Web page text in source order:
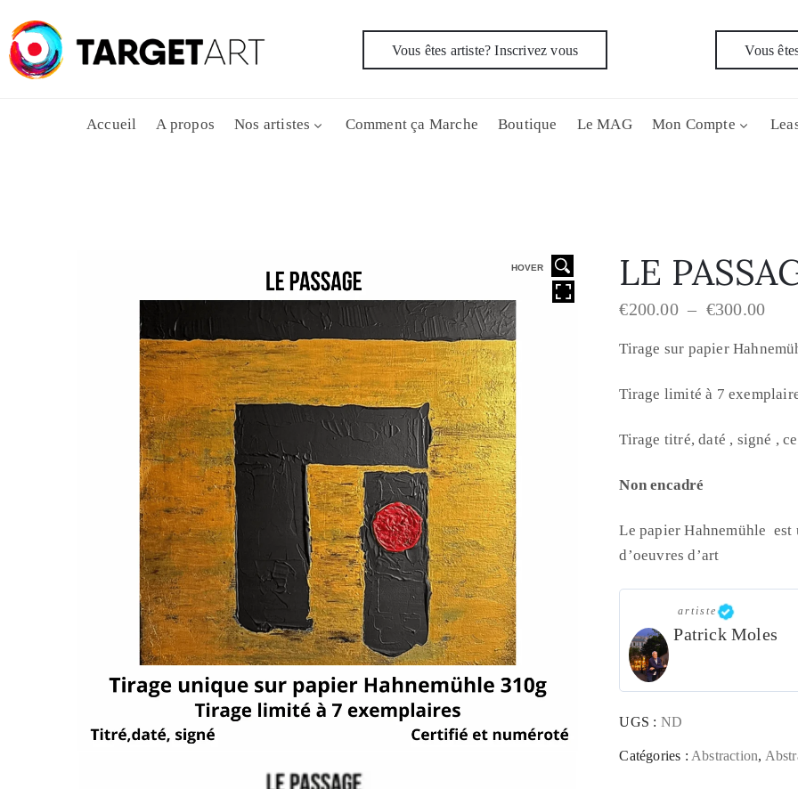
Vous êtes artiste? Inscrivez vous Vous
Accueil A propos Nos artistes Comment ça Marche Boutique Le MAG Mon Compte
HOVER LE
€200.00 – €300.00
Tirage sur papier
Tirage limité à 7
Tirage titré, daté , signé ,
Non encadré
Le papier Hahnemühle
d’oeuvres d’art
artiste
Patrick Moles
UGS : ND
Catégories : Abstraction,